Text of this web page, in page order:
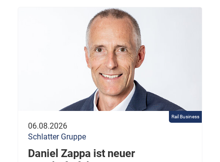
Rail Business
06.08.2026
Schlatter Gruppe
Daniel Zappa ist neuer